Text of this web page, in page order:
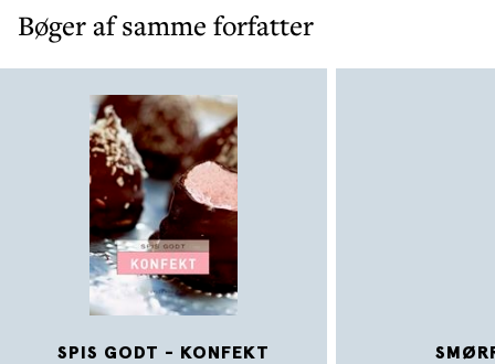
Bøger af samme forfatter
SPIS GODT - KONFEKT